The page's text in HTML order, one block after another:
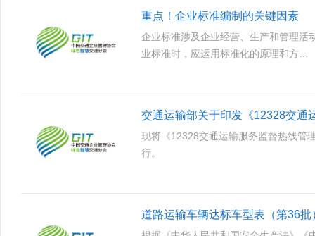
重点！企业标准编制的关键因素
企业标准涉及企业经营、生产和管理活
业标准时，应运用标准化的原理和方…
交通运输部关于印发《12328交通
现将《12328交通运输服务监督热线管
行。
道路运输车辆达标车型表（第36批